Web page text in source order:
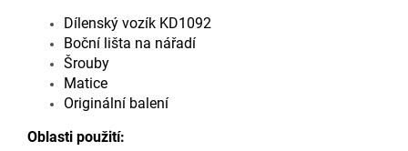
Dílenský vozík KD1092
Boční lišta na nářadí
Šrouby
Matice
Originální balení
Oblasti použití: